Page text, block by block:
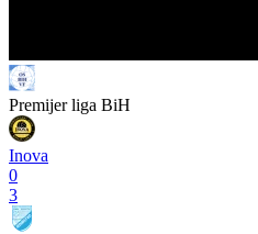
Premijer liga BiH
Inova
0
3